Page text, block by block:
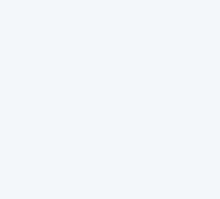
mir nachts beruhigen
Tochter vielleicht
bleibende
Die zweite Perspektive
kleines bisschen
eine Klassenfahrt.
unterziehen und wärst für